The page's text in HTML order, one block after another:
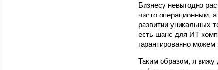
Бизнесу невыгодно
чисто операционным,
развитии уникальных
есть шанс для ИТ-
гарантированно
Таким образом, я вижу